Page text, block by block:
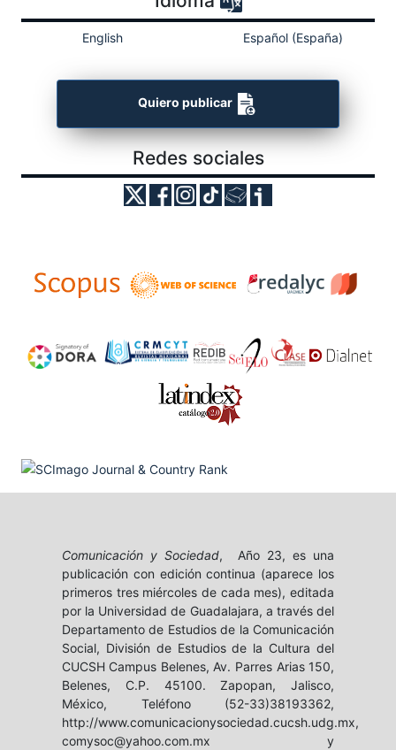
English Español (España)
Quiero publicar
Redes sociales
Comunicación y Sociedad, Año 23, es una
publicación con edición continua (aparece los
primeros tres miércoles de cada mes), editada
por la Universidad de Guadalajara, a través del
Departamento de Estudios de la Comunicación
Social, División de Estudios de la Cultura del
CUCSH Campus Belenes, Av. Parres Arias 150,
Belenes, C.P. 45100. Zapopan, Jalisco,
México, Teléfono (52-33)38193362,
http://www.comunicacionysociedad.cucsh.udg.mx,
comysoc@yahoo.com.mx y